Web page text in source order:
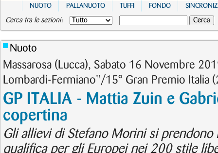
NUOTO PALLANUOTO TUFFI FONDO
Cerca tra le sezioni:
Nuoto
Massarosa (Lucca), Sabato 16 Novembre
Lombardi-Fermiano"/15° Gran Premio Italia
GP ITALIA - Mattia Zuin e
copertina
Gli allievi di Stefano Morini si prendono
qualifica per gli Europei nei 200 stile